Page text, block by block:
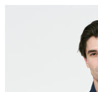
每筆NT$60，滿NT$1,200(
每筆NT$60，滿NT$1,200(